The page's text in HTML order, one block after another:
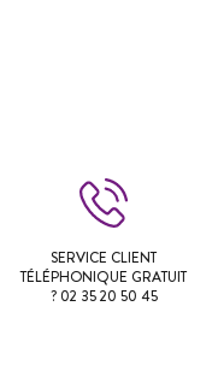
SERVICE CLIENT
TÉLÉPHONIQUE GRATUIT
? 02 35 20 50 45